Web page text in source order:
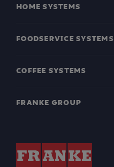
HOME SYSTEMS
FOODSERVICE SYSTEMS
COFFEE SYSTEMS
FRANKE GROUP